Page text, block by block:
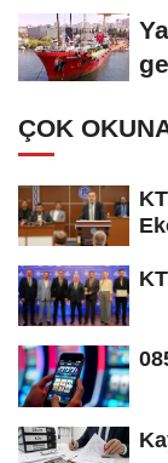
ÇOK